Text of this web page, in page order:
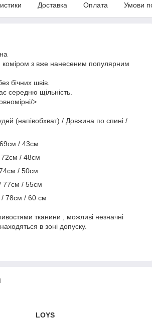
Доставка Оплата Умови
коміром з вже нанесеним популярним
бічних швів.
середню щільність.
>
(напівобхват) / Довжина по спині /
/ 43см
/ 48cм
/ 50см
/ 55см
78см / 60 см
тканини , можливі незначні
в зоні допуску.
LOYS